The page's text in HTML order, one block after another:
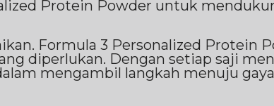
Protein Powder untuk
Formula 3 Personalized Protein
diperlukan. Dengan setiap saji
mengambil langkah menuju